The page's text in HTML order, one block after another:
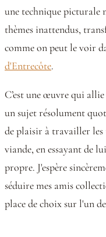
une technique picturale
thèmes inattendus,
comme on peut le voir
d'Entrecôte.
C’est une œuvre qui
un sujet résolument
de plaisir à travailler les
viande, en essayant de
propre. J'espère
séduire mes amis
place de choix sur l'un